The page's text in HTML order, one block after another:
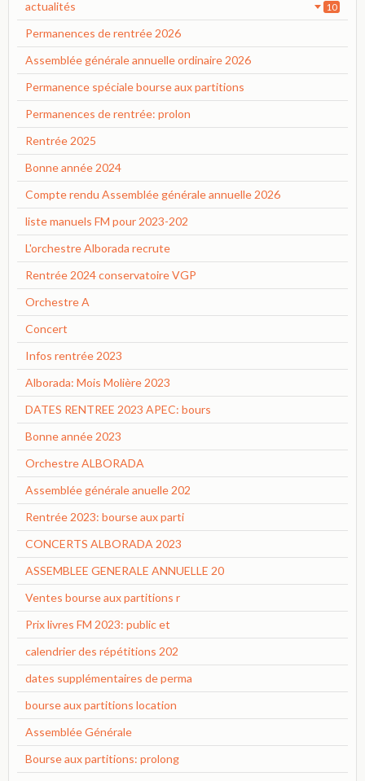
actualités 10
Permanences de rentrée 2026
Assemblée générale annuelle ordinaire 2026
Permanence spéciale bourse aux partitions
Permanences de rentrée: prolon
Rentrée 2025
Bonne année 2024
Compte rendu Assemblée générale annuelle 2026
liste manuels FM pour 2023-202
L'orchestre Alborada recrute
Rentrée 2024 conservatoire VGP
Orchestre A
Concert
Infos rentrée 2023
Alborada: Mois Molière 2023
DATES RENTREE 2023 APEC: bours
Bonne année 2023
Orchestre ALBORADA
Assemblée générale anuelle 202
Rentrée 2023: bourse aux parti
CONCERTS ALBORADA 2023
ASSEMBLEE GENERALE ANNUELLE 20
Ventes bourse aux partitions r
Prix livres FM 2023: public et
calendrier des répétitions 202
dates supplémentaires de perma
bourse aux partitions location
Assemblée Générale
Bourse aux partitions: prolong